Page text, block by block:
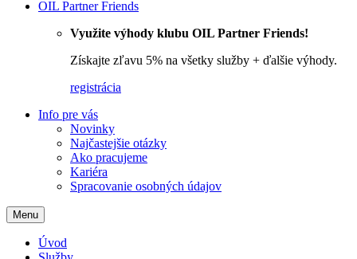
OIL Partner Friends
Využite výhody klubu OIL Partner Friends!
Získajte zľavu 5% na všetky služby + ďalšie výhody.
registrácia
Info pre vás
Novinky
Najčastejšie otázky
Ako pracujeme
Kariéra
Spracovanie osobných údajov
Menu
Úvod